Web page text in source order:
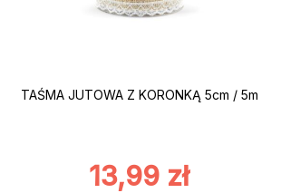
TAŚMA JUTOWA Z KORONKĄ 5cm / 5m
13,99 zł